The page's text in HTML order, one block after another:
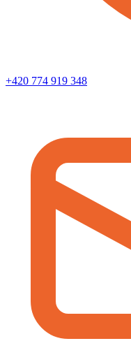
+420 774 919 348